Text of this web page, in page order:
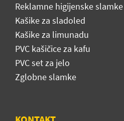
Reklamne higijenske slamke
Kašike za sladoled
Kašike za limunadu
PVC kašičice za kafu
PVC set za jelo
Zglobne slamke